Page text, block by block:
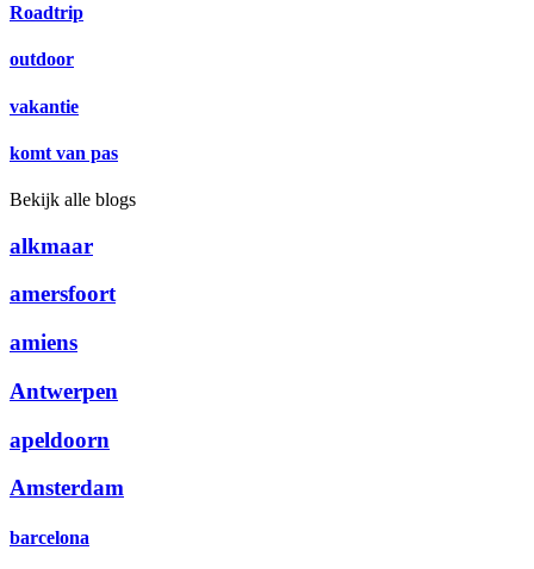
Roadtrip
outdoor
vakantie
komt van pas
Bekijk alle blogs
alkmaar
amersfoort
amiens
Antwerpen
apeldoorn
Amsterdam
barcelona